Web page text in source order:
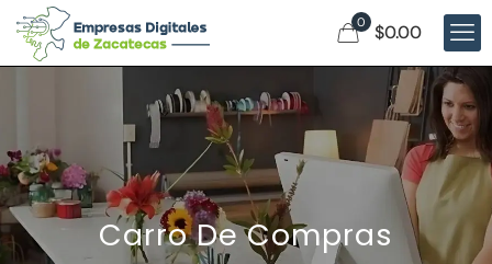
0 $0.00
Carro De Compras